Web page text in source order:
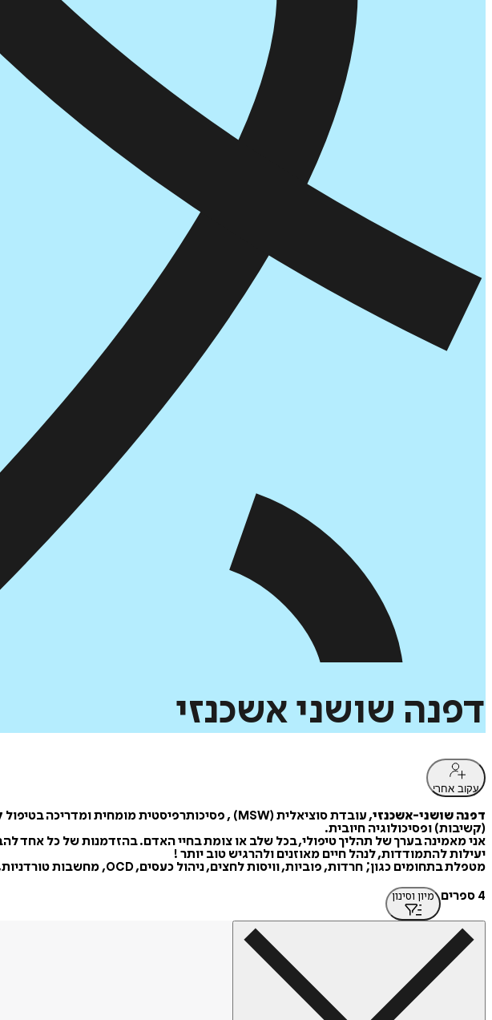
דפנה שושני אשכנזי
עקוב אחרי
דפנה שושני-אשכנזי
(קשיבות) ופסיכולוגיה חיובית.
אני מאמינה בערך של תהליך טיפולי, בכל שלב או צומת בחיי האדם. בהזדמנות של כל אחד
יעילות להתמודדות, לנהל חיים מאוזנים ולהרגיש טוב יותר !
מטפלת בתחומים כגון; חרדות, פוביות, וויסות לחצים, ניהול כעסים, OCD, מחשבות טורדניות, מצבי רוח. מטפלת בילדים, נוער, מבוגרים, זוגות ומשפחות.
4 ספרים
מיון וסינון